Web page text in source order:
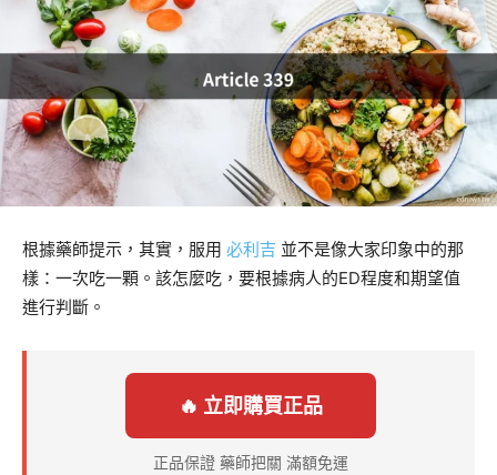
根據藥師提示，其實，服用 必利吉 並不是像大家印象中的那
樣：一次吃一顆。該怎麼吃，要根據病人的ED程度和期望值
進行判斷。
🔥 立即購買正品
正品保證 藥師把關 滿額免運